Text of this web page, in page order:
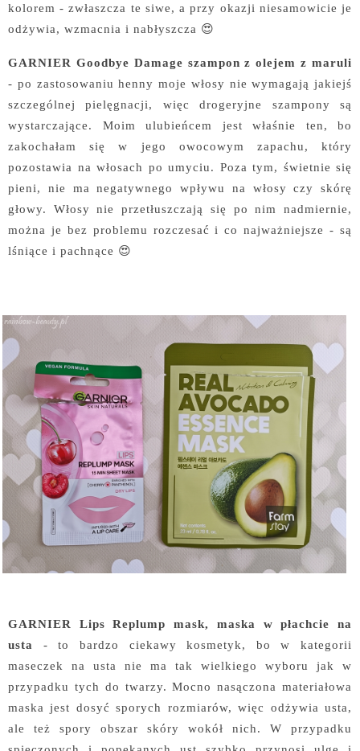
kolorem - zwłaszcza te siwe, a przy okazji niesamowicie je
odżywia, wzmacnia i nabłyszcza 😍
GARNIER Goodbye Damage szampon z olejem z maruli
- po zastosowaniu henny moje włosy nie wymagają jakiejś
szczególnej pielęgnacji, więc drogeryjne szampony są
wystarczające. Moim ulubieńcem jest właśnie ten, bo
zakochałam się w jego owocowym zapachu, który
pozostawia na włosach po umyciu. Poza tym, świetnie się
pieni, nie ma negatywnego wpływu na włosy czy skórę
głowy. Włosy nie przetłuszczają się po nim nadmiernie,
można je bez problemu rozczesać i co najważniejsze - są
lśniące i pachnące 😍
GARNIER Lips Replump mask, maska w płachcie na
usta - to bardzo ciekawy kosmetyk, bo w kategorii
maseczek na usta nie ma tak wielkiego wyboru jak w
przypadku tych do twarzy. Mocno nasączona materiałowa
maska jest dosyć sporych rozmiarów, więc odżywia usta,
ale też spory obszar skóry wokół nich. W przypadku